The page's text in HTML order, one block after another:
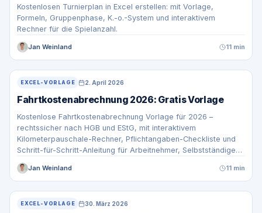
Kostenlosen Turnierplan in Excel erstellen: mit Vorlage,
Formeln, Gruppenphase, K.-o.-System und interaktivem
Rechner für die Spielanzahl.
Jan Weinland 11 min
EXCEL-VORLAGE 2. April 2026
Fahrtkostenabrechnung 2026: Gratis Vorlage
Kostenlose Fahrtkostenabrechnung Vorlage für 2026 –
rechtssicher nach HGB und EStG, mit interaktivem
Kilometerpauschale-Rechner, Pflichtangaben-Checkliste und
Schritt-für-Schritt-Anleitung für Arbeitnehmer, Selbstständige
und Unternehmen.
Jan Weinland 11 min
EXCEL-VORLAGE 30. März 2026